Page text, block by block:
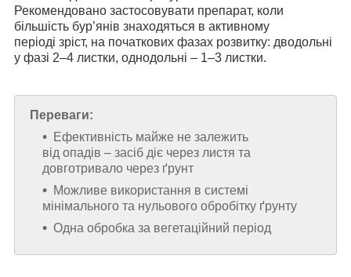
Рекомендовано застосовувати препарат, коли
більшість бур’янів знаходяться в активному
періоді зріст, на початкових фазах розвитку: дводольні
у фазі 2–4 листки, однодольні – 1–3 листки.
Переваги:
Ефективність майже не залежить
від опадів – засіб діє через листя та
довготривало через ґрунт
Можливе використання в системі
мінімального та нульового обробітку ґрунту
Одна обробка за вегетаційний період